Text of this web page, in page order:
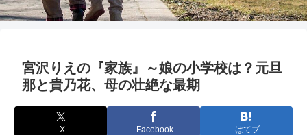
宮沢りえの『家族』～娘の小学校は？元旦
那と貴乃花、母の壮絶な最期
X Facebook はてブ